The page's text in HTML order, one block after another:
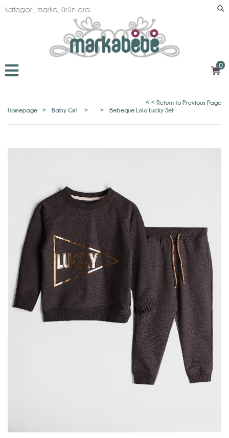
0
< < Return to Previous Page
Homepage
> Baby Girl > > Bebeque Lolo Lucky Set